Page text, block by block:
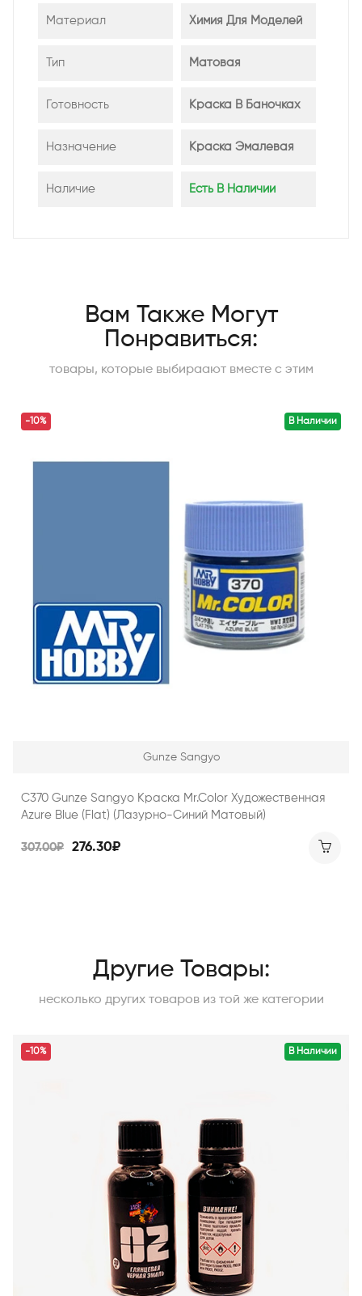
Материал Химия Для Моделей
Тип Матовая
Готовность Краска В Баночках
Назначение Краска Эмалевая
Наличие Есть В Наличии
Вам Также Могут
Понравиться:
товары, которые выбираают вместе с этим
В Наличии
-10%
Gunze Sangyo
C370 Gunze Sangyo Краска Mr.Color Художественная
Azure Blue (Flat) (лазурно-Синий Матовый)
307.00₽ 276.30₽
Другие Товары:
несколько других товаров из той же категории
В Наличии
-10%